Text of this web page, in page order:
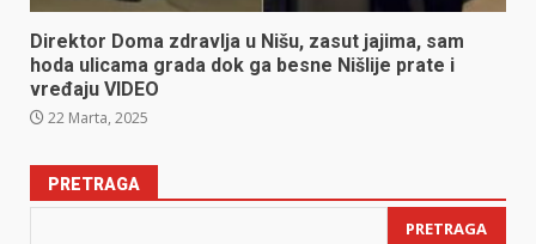
Direktor Doma zdravlja u Nišu, zasut jajima, sam
hoda ulicama grada dok ga besne Nišlije prate i
vređaju VIDEO
22 Marta, 2025
PRETRAGA
PRETRAGA